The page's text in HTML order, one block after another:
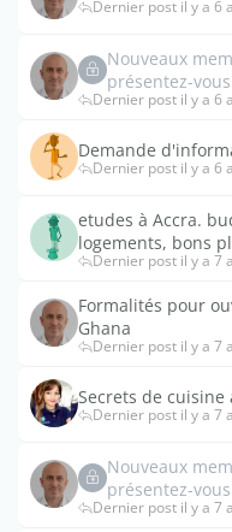
Dernier post il y a 6
Nouveaux
présentez-
Dernier post il y a 6
Demande
Dernier post il y a 6
etudes à Accra.
logements, bons
Dernier post il y a 7
Formalités pour
Ghana
Dernier post il y a 7
Secrets de cuisine
Dernier post il y a 7
Nouveaux
présentez-
Dernier post il y a 7